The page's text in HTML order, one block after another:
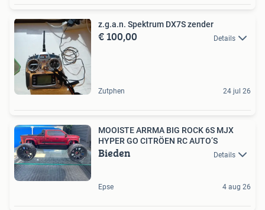
z.g.a.n. Spektrum DX7S zender
€ 100,00 Details
Zutphen 24 jul 26
MOOISTE ARRMA BIG ROCK 6S MJX
HYPER GO CITRÖEN RC AUTO’S
Bieden Details
Epse 4 aug 26